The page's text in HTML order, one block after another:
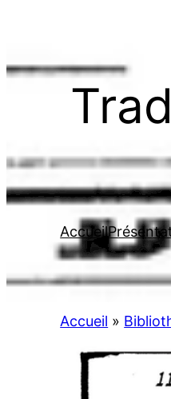
contenu
Accueil
Accueil »